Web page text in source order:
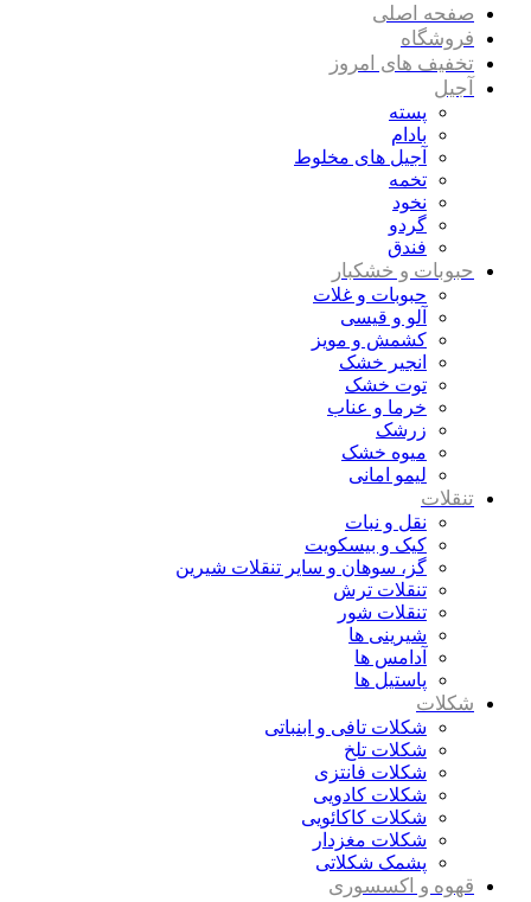
صفحه اصلی
فروشگاه
تخفیف های امروز
آجیل
پسته
بادام
آجیل های مخلوط
تخمه
نخود
گردو
فندق
حبوبات و خشکبار
حبوبات و غلات
آلو و قیسی
کشمش و مویز
انجیر خشک
توت خشک
خرما و عناب
زرشک
میوه خشک
لیمو امانی
تنقلات
نقل و نبات
کیک و بیسکویت
گز، سوهان و سایر تنقلات شیرین
تنقلات ترش
تنقلات شور
شیرینی ها
آدامس ها
پاستیل ها
شکلات
شکلات تافی و ابنباتی
شکلات تلخ
شکلات فانتزی
شکلات کادویی
شکلات کاکائویی
شکلات مغزدار
پشمک شکلاتی
قهوه و اکسسوری